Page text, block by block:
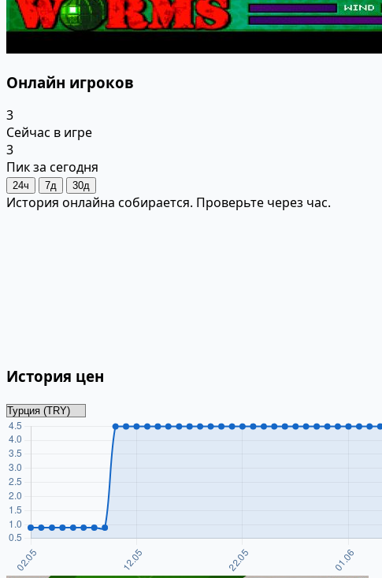
Онлайн игроков
3
Сейчас в игре
3
Пик за сегодня
24ч 7д 30д
История онлайна собирается. Проверьте через час.
История цен